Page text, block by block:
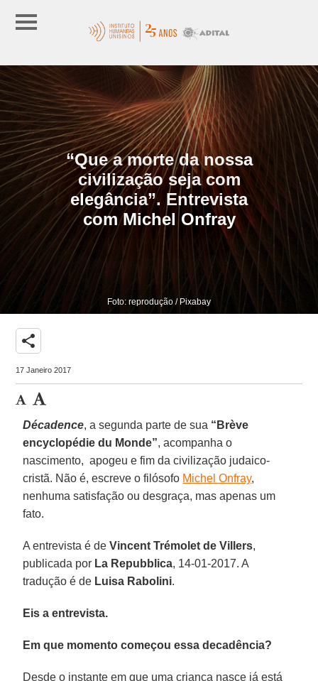
“Que a morte da nossa
civilização seja com
elegância”. Entrevista
com Michel Onfray
Foto: reprodução / Pixabay
share
17 Janeiro 2017
Décadence, a segunda parte de sua “Brève
encyclopédie du Monde”, acompanha o
nascimento, apogeu e fim da civilização judaico-
cristã. Não é, escreve o filósofo Michel Onfray,
nenhuma satisfação ou desgraça, mas apenas um
fato.
A entrevista é deVincent Trémolet de Villers,
publicada por La Repubblica, 14-01-2017. A
tradução é de Luisa Rabolini.
Eis a entrevista.
Em que momento começou essa decadência?
Desde o instante em que uma criança nasce já está